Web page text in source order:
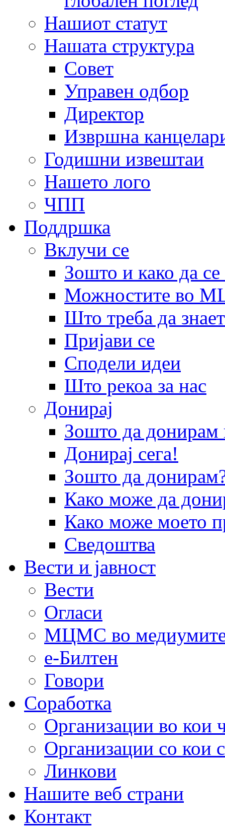
Нашиот статут
Нашата структура
Совет
Управен одбор
Директор
Извршна
Годишни извештаи
Нашето лого
ЧПП
Поддршка
Вклучи се
Зошто и како да
Можностите во
Што треба да
Пријави се
Сподели идеи
Што рекоа за нас
Донирај
Зошто да
Донирај сега!
Зошто да
Како може да
Како може моето
Сведоштва
Вести и јавност
Вести
Огласи
МЦМС во
е-Билтен
Говори
Соработка
Организации во кои
Организации со кои
Линкови
Нашите веб страни
Контакт